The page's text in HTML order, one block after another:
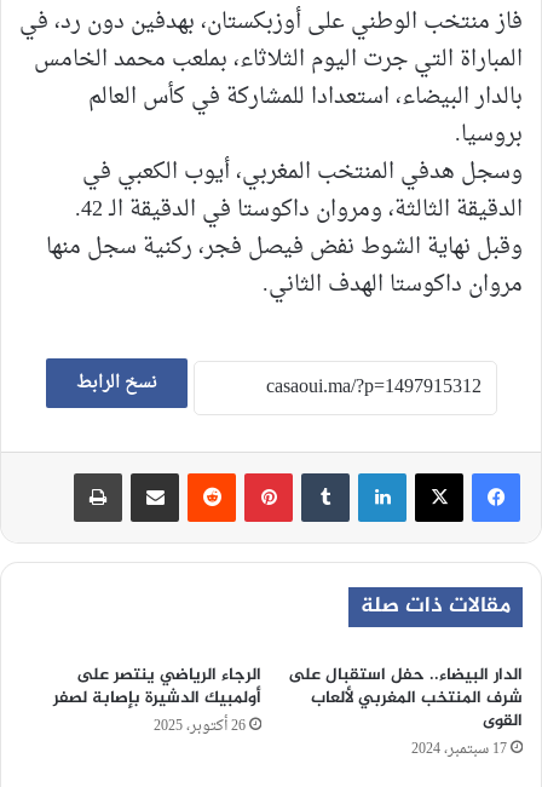
فاز منتخب الوطني على أوزبكستان، بهدفين دون رد، في
المباراة التي جرت اليوم الثلاثاء، بملعب محمد الخامس
بالدار البيضاء، استعدادا للمشاركة في كأس العالم
بروسيا.
وسجل هدفي المنتخب المغربي، أيوب الكعبي في
الدقيقة الثالثة، ومروان داكوستا في الدقيقة الـ 42.
وقبل نهاية الشوط نفض فيصل فجر، ركنية سجل منها
مروان داكوستا الهدف الثاني.
نسخ الرابط
لينكدإن بينتيريست
مقالات ذات صلة
الدار البيضاء.. حفل استقبال على
شرف المنتخب المغربي لألعاب
القوى
17 سبتمبر، 2024
الرجاء الرياضي ينتصر على
أولمبيك الدشيرة بإصابة لصفر
26 أكتوبر، 2025